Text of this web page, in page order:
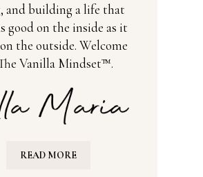
and building a life that
good on the inside as it
the outside. Welcome
Vanilla Mindset™.
READ MORE